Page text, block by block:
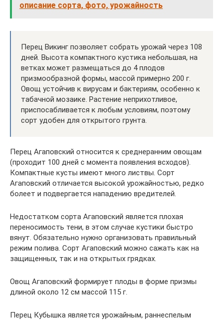
описание сорта, фото, урожайность
Перец Викинг позволяет собрать урожай через 108
дней. Высота компактного кустика небольшая, на
ветках может размещаться до 4 плодов
призмообразной формы, массой примерно 200 г.
Овощ устойчив к вирусам и бактериям, особенно к
табачной мозаике. Растение неприхотливое,
приспосабливается к любым условиям, поэтому
сорт удобен для открытого грунта.
Перец Агаповский относится к среднеранним овощам
(проходит 100 дней с момента появления всходов).
Компактные кусты имеют много листвы. Сорт
Агаповский отличается высокой урожайностью, редко
болеет и подвергается нападению вредителей.
Недостатком сорта Агаповский является плохая
переносимость тени, в этом случае кустики быстро
вянут. Обязательно нужно организовать правильный
режим полива. Сорт Агаповский можно сажать как на
защищенных, так и на открытых грядках.
Овощ Агаповский формирует плоды в форме призмы
длиной около 12 см массой 115 г.
Перец Кубышка является урожайным, раннеспелым